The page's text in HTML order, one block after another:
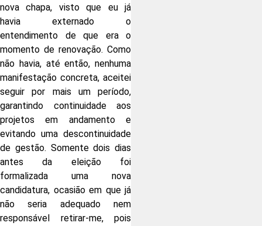
nova chapa, visto que eu já
havia externado o
entendimento de que era o
momento de renovação. Como
não havia, até então, nenhuma
manifestação concreta, aceitei
seguir por mais um período,
garantindo continuidade aos
projetos em andamento e
evitando uma descontinuidade
de gestão. Somente dois dias
antes da eleição foi
formalizada uma nova
candidatura, ocasião em que já
não seria adequado nem
responsável retirar-me, pois